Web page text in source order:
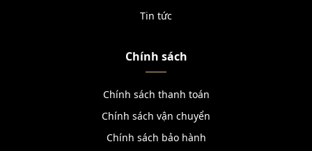
Tin tức
Chính sách
Chính sách thanh toán
Chính sách vận chuyển
Chính sách bảo hành